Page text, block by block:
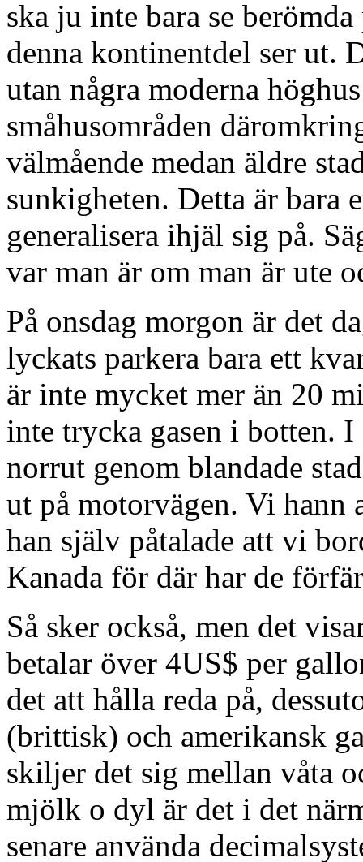
ska ju inte bara se
denna kontinentdel ser ut.
utan några moderna
småhusområden
välmående medan äldre
sunkigheten. Detta är bara
generalisera ihjäl sig på.
var man är om man är ute
På onsdag morgon är det
lyckats parkera bara ett
är inte mycket mer än 20
inte trycka gasen i botten.
norrut genom blandade
ut på motorvägen. Vi
han själv påtalade att vi
Kanada för där har de
Så sker också, men det
betalar över 4US$ per
det att hålla reda på,
(brittisk) och amerikansk
skiljer det sig mellan våta
mjölk o dyl är det i det
senare använda